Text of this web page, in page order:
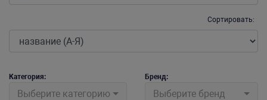
Сортировать:
Категория:
Выберите категорию
Бренд:
Выберите бренд